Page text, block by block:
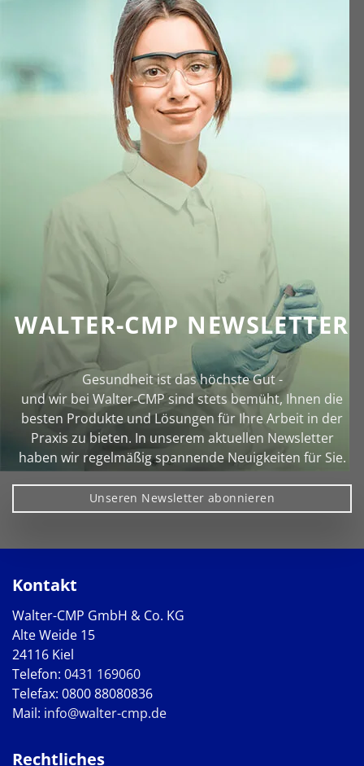
WALTER-CMP NEWSLETTER
Gesundheit ist das höchste Gut -
und wir bei Walter‑CMP sind stets bemüht, Ihnen die
besten Produkte und Lösungen für Ihre Arbeit in der
Praxis zu bieten. In unserem aktuellen Newsletter
haben wir regelmäßig spannende Neuigkeiten für Sie.
Unseren Newsletter abonnieren
Kontakt
Walter-CMP GmbH & Co. KG
Alte Weide 15
24116 Kiel
Telefon: 0431 169060
Telefax: 0800 88080836
Mail: info@walter-cmp.de
Rechtliches